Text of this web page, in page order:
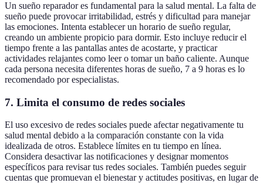
Un sueño reparador es fundamental para la salud mental. La falta de
sueño puede provocar irritabilidad, estrés y dificultad para manejar
las emociones. Intenta establecer un horario de sueño regular,
creando un ambiente propicio para dormir. Esto incluye reducir el
tiempo frente a las pantallas antes de acostarte, y practicar
actividades relajantes como leer o tomar un baño caliente. Aunque
cada persona necesita diferentes horas de sueño, 7 a 9 horas es lo
recomendado por especialistas.
7. Limita el consumo de redes sociales
El uso excesivo de redes sociales puede afectar negativamente tu
salud mental debido a la comparación constante con la vida
idealizada de otros. Establece límites en tu tiempo en línea.
Considera desactivar las notificaciones y designar momentos
específicos para revisar tus redes sociales. También puedes seguir
cuentas que promuevan el bienestar y actitudes positivas, en lugar de